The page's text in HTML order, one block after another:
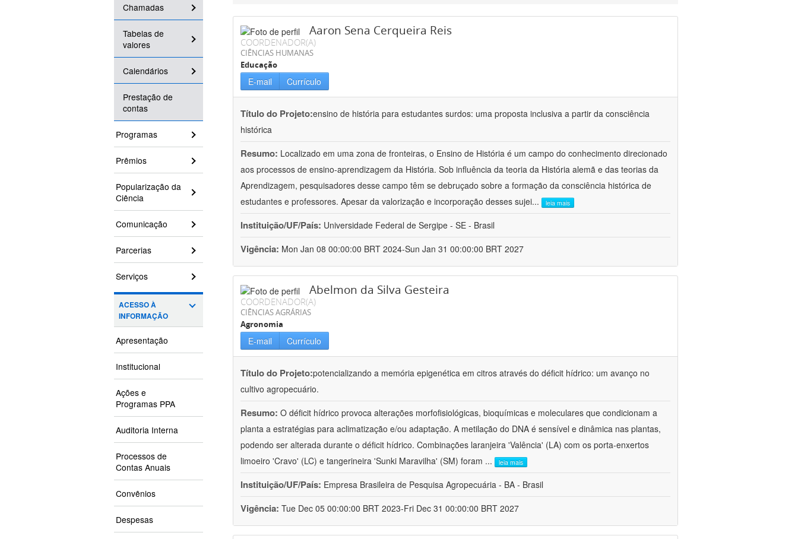
Chamadas
Tabelas de
valores
Calendários
Prestação de
contas
Programas
Prêmios
Popularização da
Ciência
Comunicação
Parcerias
Serviços
ACESSO À
INFORMAÇÃO
Apresentação
Institucional
Ações e
Programas PPA
Auditoria Interna
Processos de
Contas Anuais
Convênios
Despesas
Aaron Sena Cerqueira Reis
COORDENADOR(A)
CIÊNCIAS HUMANAS
Educação
E-mail Currículo
Título do Projeto:ensino de história para estudantes surdos: uma proposta inclusiva a partir da consciência
histórica
Resumo: Localizado em uma zona de fronteiras, o Ensino de História é um campo do conhecimento direcionado
aos processos de ensino-aprendizagem da História. Sob influência da teoria da História alemã e das teorias da
Aprendizagem, pesquisadores desse campo têm se debruçado sobre a formação da consciência histórica de
estudantes e professores. Apesar da valorização e incorporação desses sujei... leia mais
Instituição/UF/País: Universidade Federal de Sergipe - SE - Brasil
Vigência: Mon Jan 08 00:00:00 BRT 2024-Sun Jan 31 00:00:00 BRT 2027
Abelmon da Silva Gesteira
COORDENADOR(A)
CIÊNCIAS AGRÁRIAS
Agronomia
E-mail Currículo
Título do Projeto:potencializando a memória epigenética em citros através do déficit hídrico: um avanço no
cultivo agropecuário.
Resumo: O déficit hídrico provoca alterações morfofisiológicas, bioquímicas e moleculares que condicionam a
planta a estratégias para aclimatização e/ou adaptação. A metilação do DNA é sensível e dinâmica nas plantas,
podendo ser alterada durante o déficit hídrico. Combinações laranjeira 'Valência' (LA) com os porta-enxertos
limoeiro 'Cravo' (LC) e tangerineira 'Sunki Maravilha' (SM) foram ... leia mais
Instituição/UF/País: Empresa Brasileira de Pesquisa Agropecuária - BA - Brasil
Vigência: Tue Dec 05 00:00:00 BRT 2023-Fri Dec 31 00:00:00 BRT 2027